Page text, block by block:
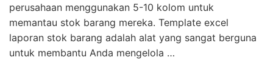
perusahaan menggunakan 5-10 kolom untuk
memantau stok barang mereka. Template excel
laporan stok barang adalah alat yang sangat berguna
untuk membantu Anda mengelola …